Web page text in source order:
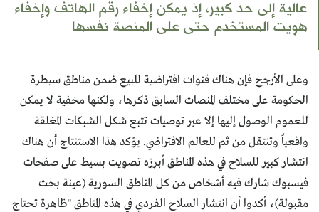
عالية إلى حد كبير، إذ يمكن إخفاء رقم الهاتف وإخفاء
هويت المستخدم حتى على المنصة نفسها
وعلى الأرجح فإن هناك قنوات افتراضية للبيع ضمن مناطق سيطرة
الحكومة على مختلف المنصات السابق ذكرها، ولكنها مخفية لا يمكن
للعموم الوصول إليها إلا عبر توصيات تتبع شكل الشبكات المغلقة
واقعياً وتنتقل من ثم للعالم الافتراضي. يؤكد هذا الاستنتاج أن هناك
انتشار كبير للسلاح في هذه المناطق أبرزه تصويت بسيط على صفحات
فيسبوك شارك فيه أشخاص من كل المناطق السورية (عينة بحث
مقبولة)، أكدوا أن انتشار السلاح الفردي في هذه المناطق "ظاهرة تحتاج